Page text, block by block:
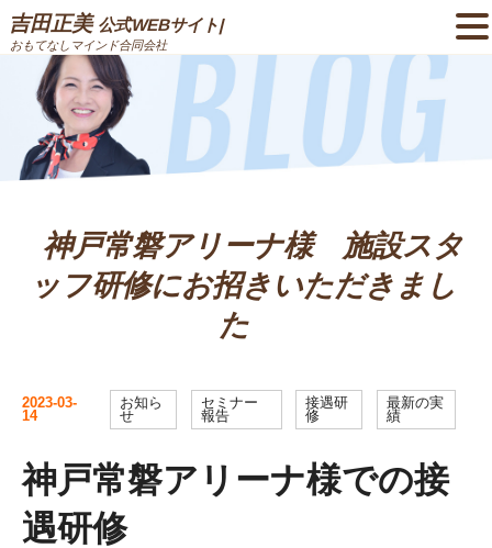
吉田正美公式WEBサイト|
おもてなしマインド合同会社
神戸常磐アリーナ様 施設スタ
ッフ研修にお招きいただきまし
た
2023-03-
14
お知ら
せ
セミナー
報告
接遇研
修
最新の実
績
神戸常磐アリーナ様での接
遇研修